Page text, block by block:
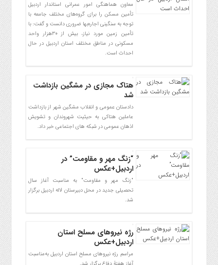
معاون هماهنگی امور عمرانی استاندار اردبیل
تأمین مسکن را برای گروه‌های مختلف جامعه با
توجه به سنگینی اجاره‌بها ضروری دانست و گفت: با
تأمین زمین مورد نیاز، بیش از ۳۰هزار واحد
مسکونی در مناطق مختلف استان اردبیل در حال
احداث است.
هتاک مجازی در مشگین بازداشت
شد
دادستان عمومی و انقلاب مشگین شهر از بازداشت
عاملین هتاکی به حیثیت شهروندان و تشویش
اذهان عمومی در شبکه های اجتماعی خبر داد.
“زنگ مهر و مقاومت” در
اردبیل+عکس
"زنگ مهر و مقاومت" به مناسبت آغاز سال
تحصیلی جدید در محل دبیرستان لاله اردبیل برگزار
شد.
رژه نیروهای مسلح استان
اردبیل+عکس
مراسم رژه نیروهای مسلح استان اردبیل به‌مناسبت